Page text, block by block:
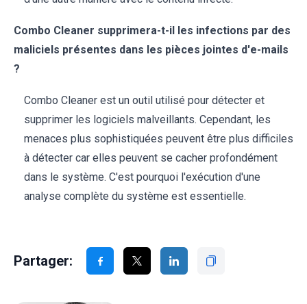
Combo Cleaner supprimera-t-il les infections par des
maliciels présentes dans les pièces jointes d'e-mails
?
Combo Cleaner est un outil utilisé pour détecter et
supprimer les logiciels malveillants. Cependant, les
menaces plus sophistiquées peuvent être plus difficiles
à détecter car elles peuvent se cacher profondément
dans le système. C'est pourquoi l'exécution d'une
analyse complète du système est essentielle.
Partager: